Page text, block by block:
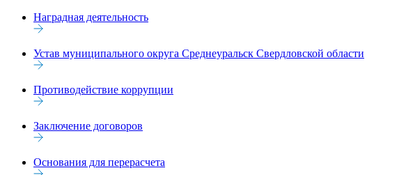
Наградная деятельность
Устав муниципального округа Среднеуральск Свердловской области
Противодействие коррупции
Заключение договоров
Основания для перерасчета